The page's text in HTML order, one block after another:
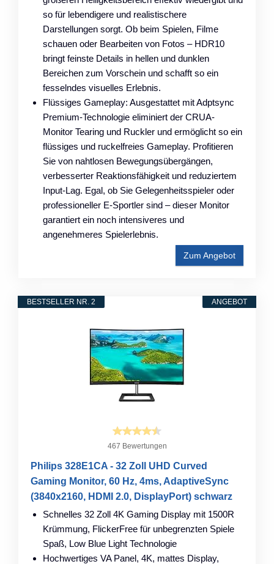
so für lebendigere und realistischere
Darstellungen sorgt. Ob beim Spielen, Filme
schauen oder Bearbeiten von Fotos – HDR10
bringt feinste Details in hellen und dunklen
Bereichen zum Vorschein und schafft so ein
fesselndes visuelles Erlebnis.
Flüssiges Gameplay: Ausgestattet mit Adptsync
Premium-Technologie eliminiert der CRUA-
Monitor Tearing und Ruckler und ermöglicht so ein
flüssiges und ruckelfreies Gameplay. Profitieren
Sie von nahtlosen Bewegungsübergängen,
verbesserter Reaktionsfähigkeit und reduziertem
Input-Lag. Egal, ob Sie Gelegenheitsspieler oder
professioneller E-Sportler sind – dieser Monitor
garantiert ein noch intensiveres und
angenehmeres Spielerlebnis.
Zum Angebot
ANGEBOT
BESTSELLER NR. 2
467 Bewertungen
Philips 328E1CA - 32 Zoll UHD Curved
Gaming Monitor, 60 Hz, 4ms, AdaptiveSync
(3840x2160, HDMI 2.0, DisplayPort) schwarz
Schnelles 32 Zoll 4K Gaming Display mit 1500R
Krümmung, FlickerFree für unbegrenzten Spiele
Spaß, Low Blue Light Technologie
Hochwertiges VA Panel, 4K, mattes Display,